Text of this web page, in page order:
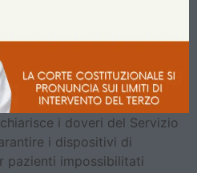
i doveri del Servizio
i dispositivi di
pazienti impossibilitati